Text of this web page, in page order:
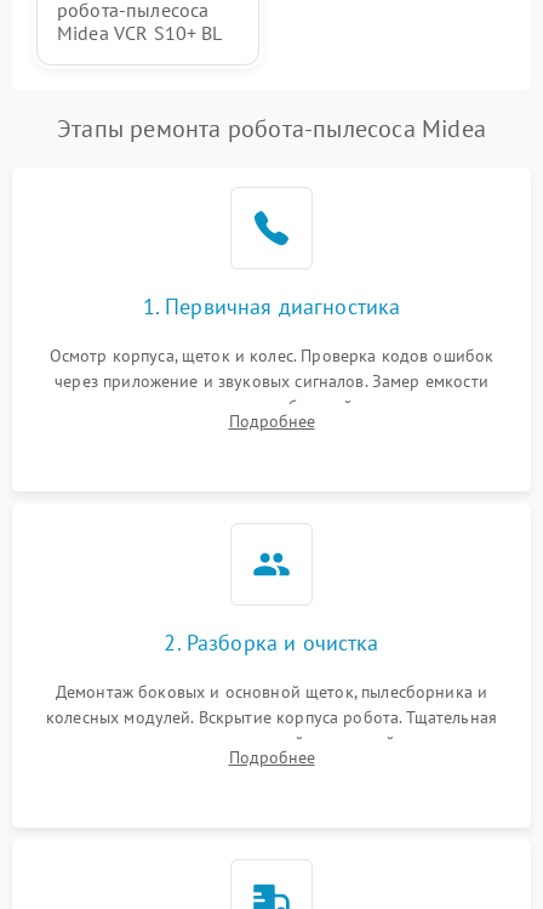
робота-пылесоса
Midea VCR S10+ BL
Этапы ремонта робота-пылесоса Midea
1. Первичная диагностика
Осмотр корпуса, щеток и колес. Проверка кодов ошибок
через приложение и звуковых сигналов. Замер емкости
аккумулятора и тестирование базовой станции зарядки.
Оценка работы лидара, бампера и датчиков падения для
Подробнее
2. Разборка и очистка
Демонтаж боковых и основной щеток, пылесборника и
колесных модулей. Вскрытие корпуса робота. Тщательная
очистка внутренних полостей, шестерней и плат от
скопившейся пыли, волос и шерсти животных с
Подробнее